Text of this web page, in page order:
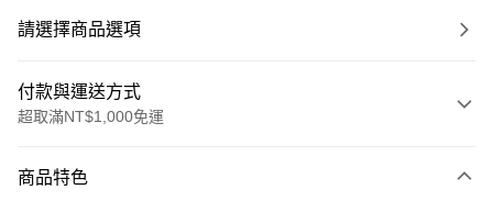
請選擇商品選項
付款與運送方式
超取滿NT$1,000免運
信用卡一次付款
商品特色